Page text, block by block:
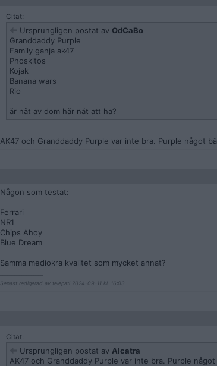
Citat:
Ursprungligen postat av OdCaBo
Granddaddy Purple
Family ganja ak47
Phoskitos
Kojak
Banana wars
Rio
är nåt av dom här nåt att ha?
AK47 och Granddaddy Purple var inte bra. Purple något
Någon som testat:
Ferrari
NR1
Chips Ahoy
Blue Dream
Samma mediokra kvalitet som mycket annat?
Senast redigerad av telepati 2024-09-11 kl. 16:03.
Citat:
Ursprungligen postat av Alcatra
AK47 och Granddaddy Purple var inte bra. Purple något